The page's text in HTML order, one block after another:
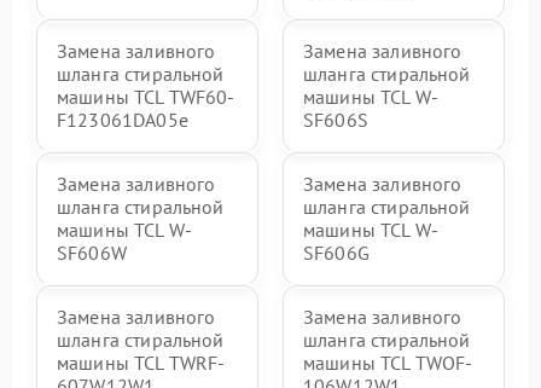
Замена заливного
шланга стиральной
машины TCL TWF60-
F123061DA05e
Замена заливного
шланга стиральной
машины TCL W-
SF606S
Замена заливного
шланга стиральной
машины TCL W-
SF606W
Замена заливного
шланга стиральной
машины TCL W-
SF606G
Замена заливного
шланга стиральной
машины TCL TWRF-
Замена заливного
шланга стиральной
машины TCL TWOF-